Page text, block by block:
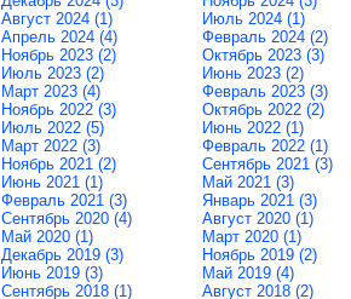
Август 2024 (1)
Апрель 2024 (4)
Ноябрь 2023 (2)
Июль 2023 (2)
Март 2023 (4)
Ноябрь 2022 (3)
Июль 2022 (5)
Март 2022 (3)
Ноябрь 2021 (2)
Июнь 2021 (1)
Февраль 2021 (3)
Сентябрь 2020 (4)
Май 2020 (1)
Декабрь 2019 (3)
Июнь 2019 (3)
Сентябрь 2018 (1)
Июль 2024 (1)
Февраль 2024 (2)
Октябрь 2023 (3)
Июнь 2023 (2)
Февраль 2023 (3)
Октябрь 2022 (2)
Июнь 2022 (1)
Февраль 2022 (1)
Сентябрь 2021 (3)
Май 2021 (3)
Январь 2021 (3)
Август 2020 (1)
Март 2020 (1)
Ноябрь 2019 (2)
Май 2019 (4)
Август 2018 (2)